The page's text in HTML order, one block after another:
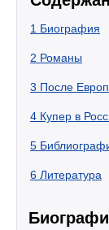
1 Биография
2 Романы
3 После
4 Купер в
5
6 Литература